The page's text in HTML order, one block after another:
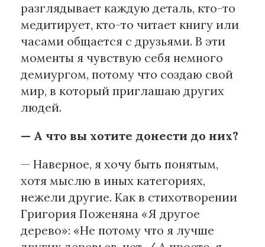
разглядывает каждую деталь, кто-то
медитирует, кто-то читает книгу или
часами общается с друзьями. В эти
моменты я чувствую себя немного
демиургом, потому что создаю свой
мир, в который приглашаю других
людей.
— А что вы хотите донести до них?
— Наверное, я хочу быть понятым,
хотя мыслю в иных категориях,
нежели другие. Как в стихотворении
Григория Поженяна «Я другое
дерево»: «Не потому что я лучше